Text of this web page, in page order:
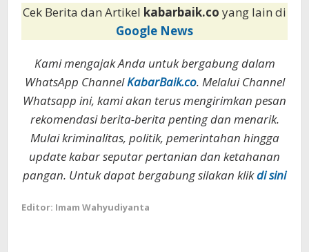
Cek Berita dan Artikel kabarbaik.co yang lain di
Google News
Kami mengajak Anda untuk bergabung dalam
WhatsApp ChannelKabarBaik.co. Melalui Channel
Whatsapp ini, kami akan terus mengirimkan pesan
rekomendasi berita-berita penting dan menarik.
Mulai kriminalitas, politik, pemerintahan hingga
update kabar seputar pertanian dan ketahanan
pangan. Untuk dapat bergabung silakan klikdi sini
Editor: Imam Wahyudiyanta